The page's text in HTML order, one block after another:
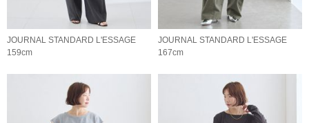
JOURNAL STANDARD L'ESSAGE
159cm
JOURNAL STANDARD L'ESSAGE
167cm